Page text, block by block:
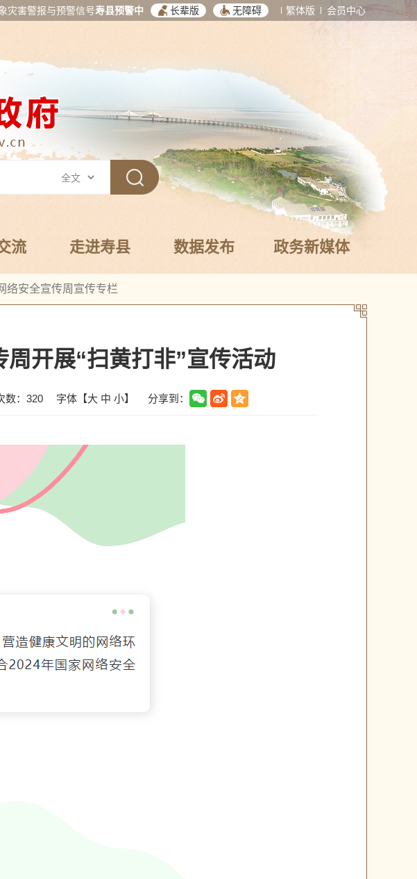
灾害警报与预警信号寿县预警中 长辈版 无障碍 繁体版 会员中心
流 走进寿县 数据发布 政务新媒体
络安全宣传周宣传专栏
开展“扫黄打非”宣传活动
： 320 字体【大 中 小】 分享到：